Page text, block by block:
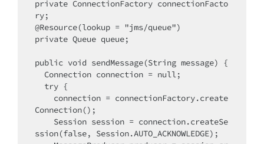
private ConnectionFactory connectionFacto
ry;
@Resource(lookup = "jms/queue")
private Queue queue;
public void sendMessage(String message) {
Connection();
ssion(false, Session.AUTO_ACKNOWLEDGE);